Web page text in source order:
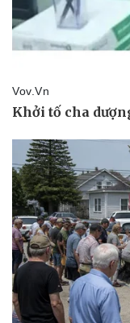
Kinh tế
Bất động sản
Khởi nghiệp